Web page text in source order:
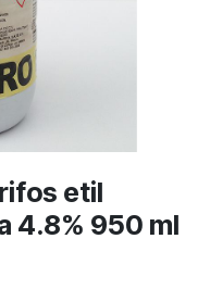
etil
4.8% 950 ml